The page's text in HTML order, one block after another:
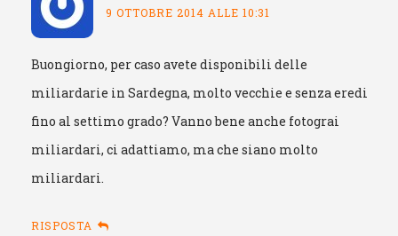
9 OTTOBRE 2014 ALLE 10:31
Buongiorno, per caso avete disponibili delle
miliardarie in Sardegna, molto vecchie e senza eredi
fino al settimo grado? Vanno bene anche fotograi
miliardari, ci adattiamo, ma che siano molto
miliardari.
RISPOSTA